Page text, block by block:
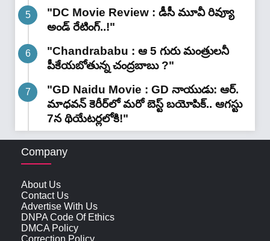
"DC Movie Review : డీసీ మూవీ రివ్యూ
అండ్ రేటింగ్‌..!"
"Chandrababu : ఆ 5 గురు మంత్రులనీ
పీకేయబోతున్న చంద్రబాబు ?"
"GD Naidu Movie : GD నాయుడు: ఆర్.
మాధవన్‌ కెరీర్‌లో మరో బెస్ట్ బయోపిక్.. ఆగస్టు
7న థియేటర్లలోకి!"
Company
About Us
Contact Us
Advertise With Us
DNPA Code Of Ethics
DMCA Policy